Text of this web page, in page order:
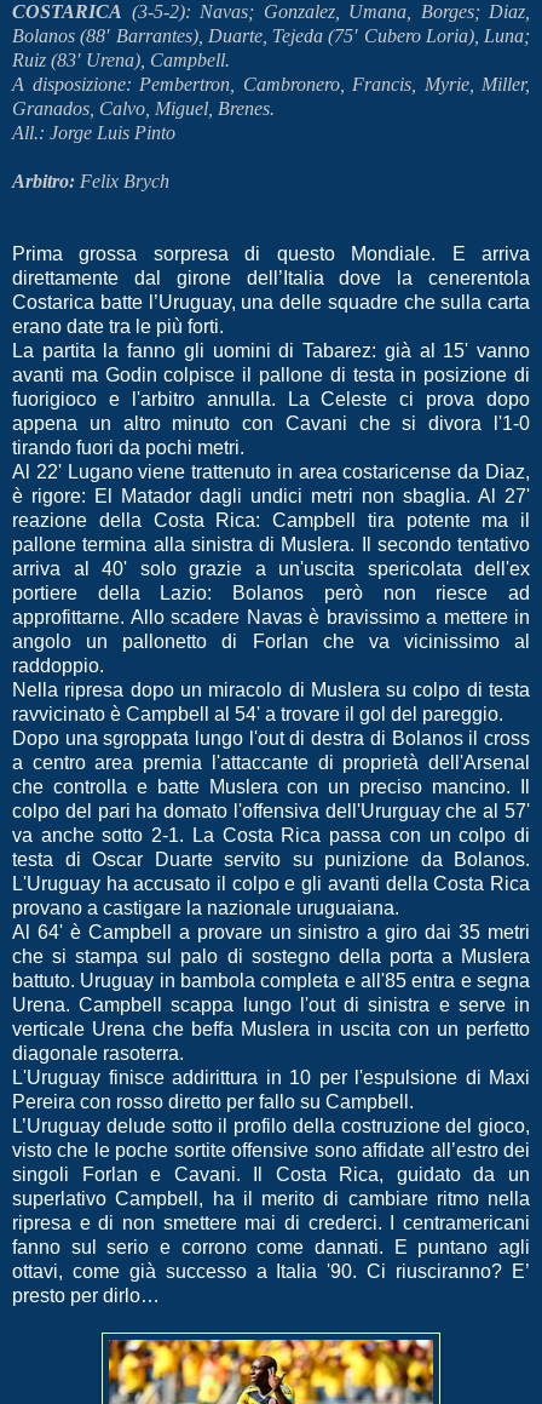
COSTARICA (3-5-2): Navas; Gonzalez, Umana, Borges; Diaz,
Bolanos (88′ Barrantes), Duarte, Tejeda (75′ Cubero Loria), Luna;
Ruiz (83′ Urena), Campbell.
A disposizione: Pembertron, Cambronero, Francis, Myrie, Miller,
Granados, Calvo, Miguel, Brenes.
All.: Jorge Luis Pinto
Arbitro: Felix Brych
Prima grossa sorpresa di questo Mondiale. E arriva
direttamente dal girone dell’Italia dove la cenerentola
Costarica batte l’Uruguay, una delle squadre che sulla carta
erano date tra le più forti.
La partita la fanno gli uomini di Tabarez: già al 15' vanno
avanti ma Godin colpisce il pallone di testa in posizione di
fuorigioco e l'arbitro annulla. La Celeste ci prova dopo
appena un altro minuto con Cavani che si divora l'1-0
tirando fuori da pochi metri.
Al 22' Lugano viene trattenuto in area costaricense da Diaz,
è rigore: El Matador dagli undici metri non sbaglia. Al 27'
reazione della Costa Rica: Campbell tira potente ma il
pallone termina alla sinistra di Muslera. Il secondo tentativo
arriva al 40' solo grazie a un'uscita spericolata dell'ex
portiere della Lazio: Bolanos però non riesce ad
approfittarne. Allo scadere Navas è bravissimo a mettere in
angolo un pallonetto di Forlan che va vicinissimo al
raddoppio.
Nella ripresa dopo un miracolo di Muslera su colpo di testa
ravvicinato è Campbell al 54' a trovare il gol del pareggio.
Dopo una sgroppata lungo l'out di destra di Bolanos il cross
a centro area premia l'attaccante di proprietà dell'Arsenal
che controlla e batte Muslera con un preciso mancino. Il
colpo del pari ha domato l'offensiva dell'Ururguay che al 57'
va anche sotto 2-1. La Costa Rica passa con un colpo di
testa di Oscar Duarte servito su punizione da Bolanos.
L'Uruguay ha accusato il colpo e gli avanti della Costa Rica
provano a castigare la nazionale uruguaiana.
Al 64' è Campbell a provare un sinistro a giro dai 35 metri
che si stampa sul palo di sostegno della porta a Muslera
battuto. Uruguay in bambola completa e all'85 entra e segna
Urena. Campbell scappa lungo l'out di sinistra e serve in
verticale Urena che beffa Muslera in uscita con un perfetto
diagonale rasoterra.
L'Uruguay finisce addirittura in 10 per l'espulsione di Maxi
Pereira con rosso diretto per fallo su Campbell.
L’Uruguay delude sotto il profilo della costruzione del gioco,
visto che le poche sortite offensive sono affidate all’estro dei
singoli Forlan e Cavani. Il Costa Rica, guidato da un
superlativo Campbell, ha il merito di cambiare ritmo nella
ripresa e di non smettere mai di crederci. I centramericani
fanno sul serio e corrono come dannati. E puntano agli
ottavi, come già successo a Italia '90. Ci riusciranno? E’
presto per dirlo…